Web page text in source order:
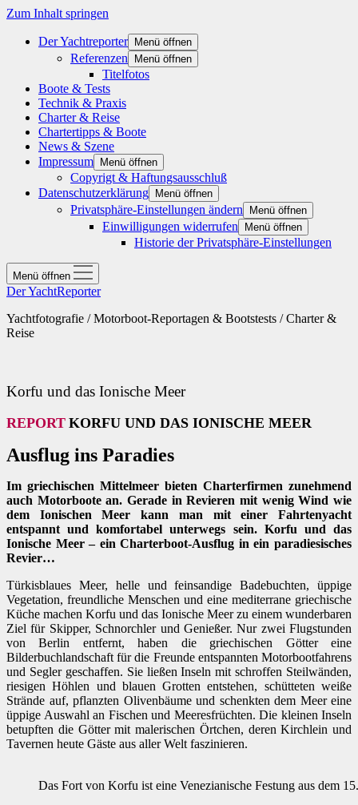
Zum Inhalt springen
Der Yachtreporter Menü öffnen
Referenzen Menü öffnen
Titelfotos
Boote & Tests
Technik & Praxis
Charter & Reise
Chartertipps & Boote
News & Szene
Impressum
Menü öffnen
Copyrigt & Haftungsausschluß
Datenschutzerklärung
Menü öffnen
Privatsphäre-Einstellungen ändern Menü öffnen
Einwilligungen widerrufen Menü öffnen
Historie der Privatsphäre-Einstellungen
Menü öffnen
Der YachtReporter
Yachtfotografie / Motorboot-Reportagen & Bootstests / Charter &
Reise
Korfu und das Ionische Meer
REPORT KORFU UND DAS IONISCHE MEER
Ausflug ins Paradies
Im griechischen Mittelmeer bieten Charterfirmen zunehmend
auch Motorboote an. Gerade in Revieren mit wenig Wind wie
dem Ionischen Meer kann man mit einer Fahrtenyacht
entspannt und komfortabel unterwegs sein. Korfu und das
Ionische Meer – ein Charterboot-Ausflug in ein paradiesisches
Revier…
Türkisblaues Meer, helle und feinsandige Badebuchten, üppige
Vegetation, freundliche Menschen und eine mediterrane griechische
Küche machen Korfu und das Ionische Meer zu einem wunderbaren
Ziel für Skipper, Schnorchler und Genießer. Nur zwei Flugstunden
von Berlin entfernt, haben die griechischen Götter eine
Bilderbuchlandschaft für die Freunde entspannten Motorbootfahrens
und Segler geschaffen. Sie ließen Inseln mit schroffen Steilwänden,
riesigen Höhlen und blauen Grotten entstehen, schütteten weiße
Strände auf, pflanzten Olivenbäume und schenkten dem Meer eine
üppige Auswahl an Fischen und Meeresfrüchten. Die kleinen Inseln
betupften die Götter mit malerischen Örtchen, deren Kirchlein und
Tavernen heute Gäste aus aller Welt faszinieren.
Das Fort von Korfu ist eine Venezianische Festung aus dem